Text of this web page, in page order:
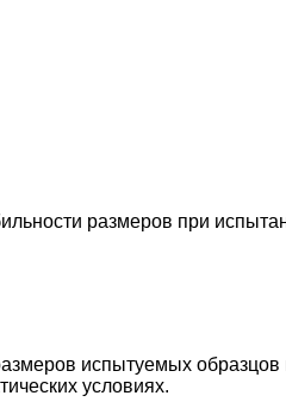
размеров при
испытуемых образцов
условиях.